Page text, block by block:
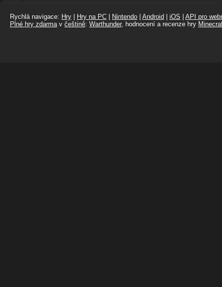
Rychlá navigace: Hry Hry na PC Nintendo Android iOS
API pro
Plné hry zdarmav češtině: Warthunder, hodnocení a recenze hry